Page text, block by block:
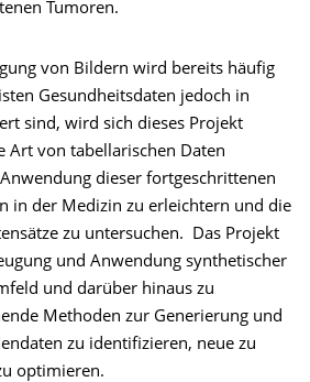
Tumoren.
von Bildern wird bereits häufig
Gesundheitsdaten jedoch in
sind, wird sich dieses Projekt
Art von tabellarischen Daten
dieser fortgeschrittenen
in der Medizin zu erleichtern und die
zu untersuchen. Das Projekt
und Anwendung synthetischer
und darüber hinaus zu
Methoden zur Generierung und
zu identifizieren, neue zu
optimieren.